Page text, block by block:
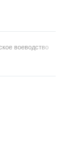
воеводство